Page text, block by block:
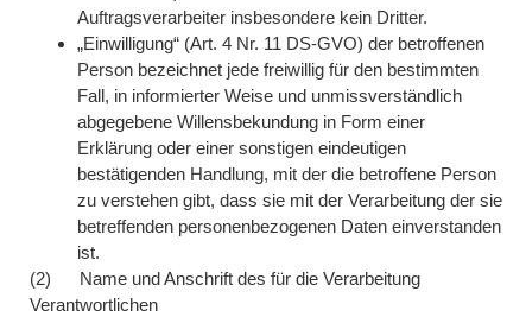
Auftragsverarbeiter insbesondere kein Dritter.
„Einwilligung“ (Art. 4 Nr. 11 DS-GVO) der betroffenen
Person bezeichnet jede freiwillig für den bestimmten
Fall, in informierter Weise und unmissverständlich
abgegebene Willensbekundung in Form einer
Erklärung oder einer sonstigen eindeutigen
bestätigenden Handlung, mit der die betroffene Person
zu verstehen gibt, dass sie mit der Verarbeitung der sie
betreffenden personenbezogenen Daten einverstanden
ist.
(2) Name und Anschrift des für die Verarbeitung
Verantwortlichen